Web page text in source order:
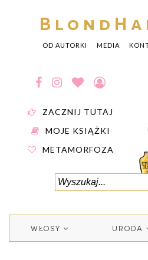
OD AUTORKI MEDIA
ZACZNIJ TUTAJ
MOJE KSIĄŻKI
METAMORFOZA
WŁOSY URODA